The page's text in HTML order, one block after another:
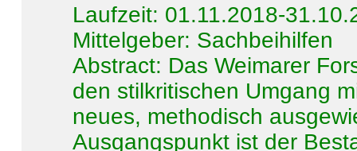
Laufzeit: 01.11.2018-
Mittelgeber: Sachbeihilfen
Abstract: Das Weimarer
den stilkritischen Umgang
neues, methodisch
Ausgangspunkt ist der